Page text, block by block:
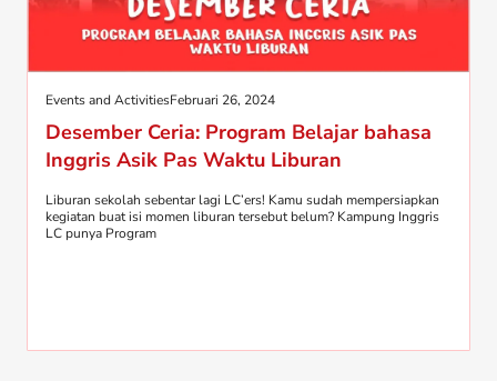
Events and ActivitiesFebruari 26, 2024
Desember Ceria: Program Belajar bahasa
Inggris Asik Pas Waktu Liburan
Liburan sekolah sebentar lagi LC’ers! Kamu sudah mempersiapkan
kegiatan buat isi momen liburan tersebut belum? Kampung Inggris
LC punya Program